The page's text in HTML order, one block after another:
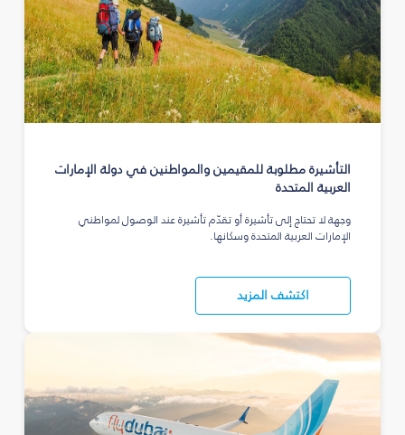
التأشيرة مطلوبة للمقيمين والمواطنين في دولة الإمارات
العربية المتحدة
وجهة لا تحتاج إلى تأشيرة أو تقدّم تأشيرة عند الوصول لمواطني
الإمارات العربية المتحدة وسكانها.
اكتشف المزيد